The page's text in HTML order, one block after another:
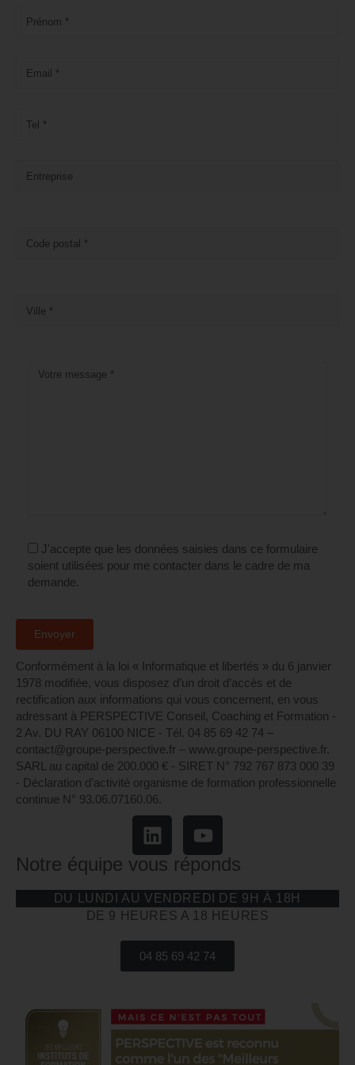
J'accepte que les données saisies dans ce formulaire
soient utilisées pour me contacter dans le cadre de ma
demande.
Conformément à la loi « Informatique et libertés » du 6 janvier
1978 modifiée, vous disposez d’un droit d’accès et de
rectification aux informations qui vous concernent, en vous
adressant à PERSPECTIVE Conseil, Coaching et Formation -
2 Av. DU RAY 06100 NICE - Tél. 04 85 69 42 74⁩ –
contact@groupe-perspective.fr – www.groupe-perspective.fr.
SARL au capital de 200.000 € - SIRET N° 792 767 873 000 39
- Déclaration d’activité organisme de formation professionnelle
continue N° 93.06.07160.06.
Notre équipe vous réponds
DU LUNDI AU VENDREDI DE 9H À 18H
DE 9 HEURES A 18 HEURES
04 85 69 42 74